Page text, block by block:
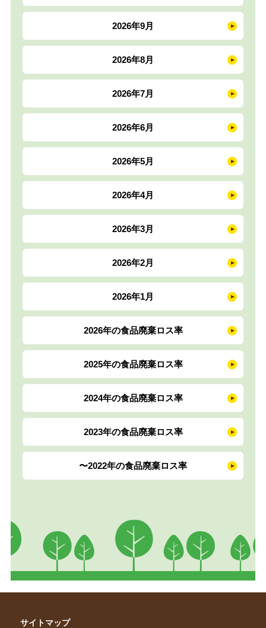
2026年9月
2026年8月
2026年7月
2026年6月
2026年5月
2026年4月
2026年3月
2026年2月
2026年1月
2026年の食品廃棄ロス率
2025年の食品廃棄ロス率
2024年の食品廃棄ロス率
2023年の食品廃棄ロス率
〜2022年の食品廃棄ロス率
サイトマップ